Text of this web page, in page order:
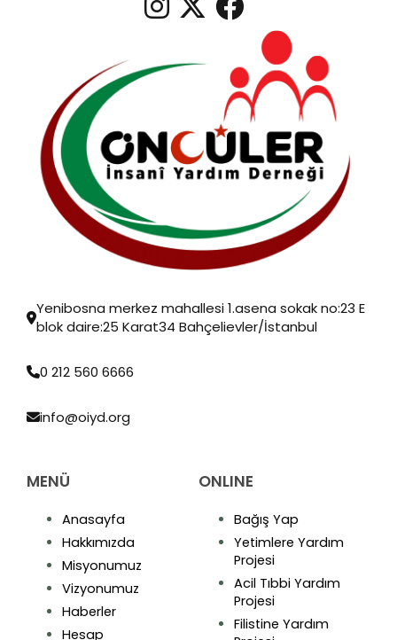
Yenibosna merkez mahallesi 1.asena sokak no:23 E
blok daire:25 Karat34 Bahçelievler/İstanbul
0 212 560 6666
info@oiyd.org
MENÜ
Anasayfa
Hakkımızda
Misyonumuz
Vizyonumuz
Haberler
Hesap
ONLINE
Bağış Yap
Yetimlere Yardım
Projesi
Acil Tıbbi Yardım
Projesi
Filistine Yardım